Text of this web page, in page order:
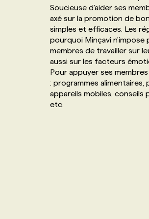
NOS TARIFS
PROGRAMMES DE
ANNONCEZ AVEC NOUS
ANNONCEZ AVEC NOUS
Soucieuse d'aider ses
axé sur la promotion de
simples et efficaces. Les
pourquoi Minçavi n'impose
membres de travailler sur
aussi sur les facteurs
Pour appuyer ses
: programmes
appareils mobiles,
etc.